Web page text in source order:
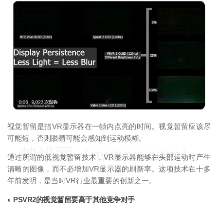
视觉暂留是指VR显示器在一帧内点亮的时间。视觉暂留应该尽
可能短，否则眼睛可能会感知到运动模糊。
通过所谓的低视觉暂留技术，VR显示器能够在头部运动时产生
清晰的图像，而不必增加VR显示器的刷新率。这项技术在十多
年前发明，是当时VR行业最重要的创新之一。
◐ PSVR2的视觉暂留要高于其他竞争对手
映维网（nweon.com）
映维网（nweon.com）